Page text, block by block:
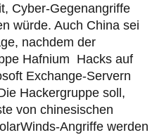
Cyber-Gegenangriffe
würde. Auch China sei
nachdem der
Hafnium Hacks auf
Exchange-Servern
Hackergruppe soll,
von chinesischen
Angriffe werden